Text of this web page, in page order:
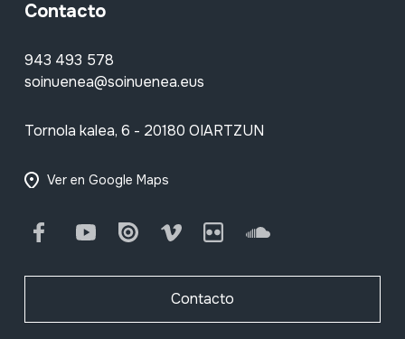
Contacto
943 493 578
soinuenea@soinuenea.eus
Tornola kalea, 6 - 20180 OIARTZUN
Ver en Google Maps
FacebookYoutube Issuu Vimeo Flickr SoundCloud
Contacto